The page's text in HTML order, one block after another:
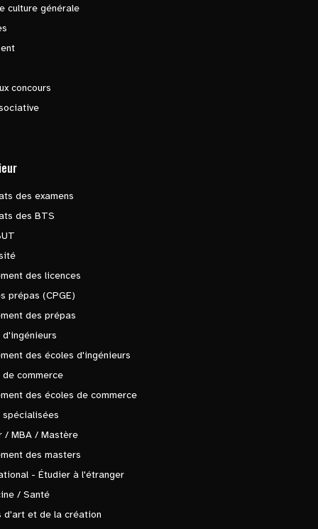
culture générale
concours
des examens
des BTS
des licences
prépas (CPGE)
des prépas
d'ingénieurs
des écoles d'ingénieurs
de commerce
des écoles de commerce
spécialisées
/ MBA / Mastère
des masters
- Étudier à l'étranger
/ Santé
d'art et de la création